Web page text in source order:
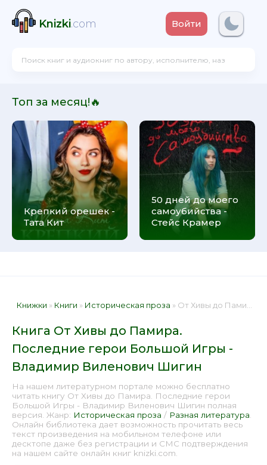
Knizki.com Войти
Топ за месяц!🔥
Крепкий орешек -
Тата Кит
50 дней до моего
самоубийства -
Стейс Крамер
Книжки » Книги » Историческая проза » От Хивы до Памира. Последние герои Большой Игры - Владимир Виленович Шигин 📕 - Книга онлайн бесплатно
Книга От Хивы до Памира.
Последние герои Большой Игры -
Владимир Виленович Шигин
На нашем литературном портале можно бесплатно
читать книгу От Хивы до Памира. Последние герои
Большой Игры - Владимир Виленович Шигин полная
версия. Жанр: Историческая проза / Разная литература
Онлайн библиотека дает возможность прочитать весь
текст произведения на мобильном телефоне или
десктопе даже без регистрации и СМС подтверждения
на нашем сайте онлайн книг knizki.com.